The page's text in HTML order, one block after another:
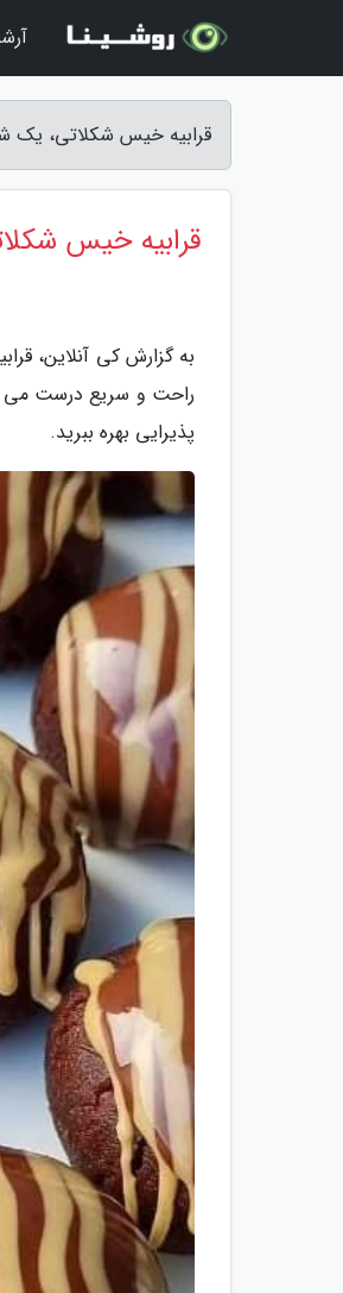
قرابیه خیس شکلاتی، یک
قرابیه خیس
به گزارش کی آنلاین،
راحت و سریع درست می
پذیرایی بهره ببرید.